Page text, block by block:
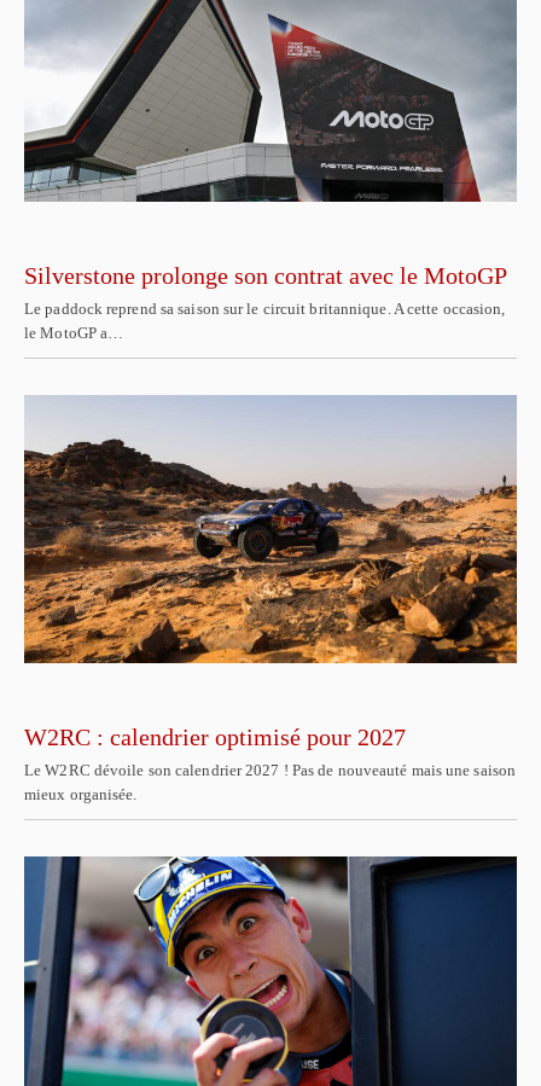
Silverstone prolonge son contrat avec le MotoGP
Le paddock reprend sa saison sur le circuit britannique. A cette occasion,
le MotoGP a…
W2RC : calendrier optimisé pour 2027
Le W2RC dévoile son calendrier 2027 ! Pas de nouveauté mais une saison
mieux organisée.